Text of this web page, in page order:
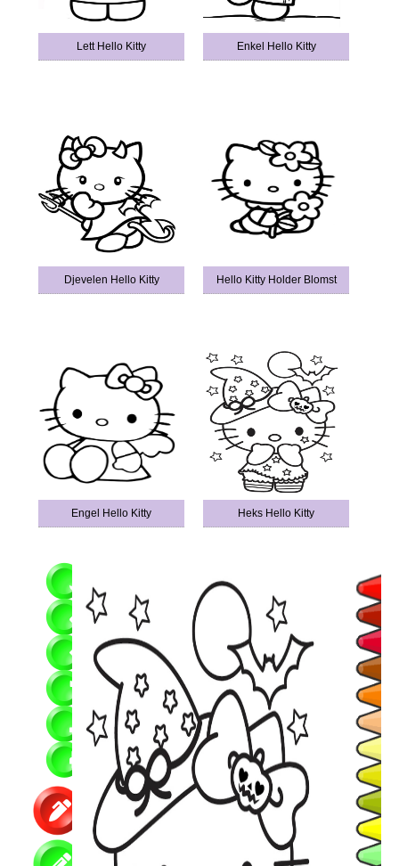
Lett Hello Kitty Enkel Hello Kitty
Djevelen Hello Kitty Hello Kitty Holder Blomst
Engel Hello Kitty Heks Hello Kitty